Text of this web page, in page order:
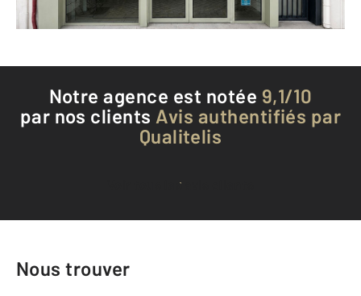
Téléphoner à l'agence
Notre agence est notée 9,1/10
par nos clients Avis authentifiés par
Qualitelis
Voir tous les avis clients
Nous trouver